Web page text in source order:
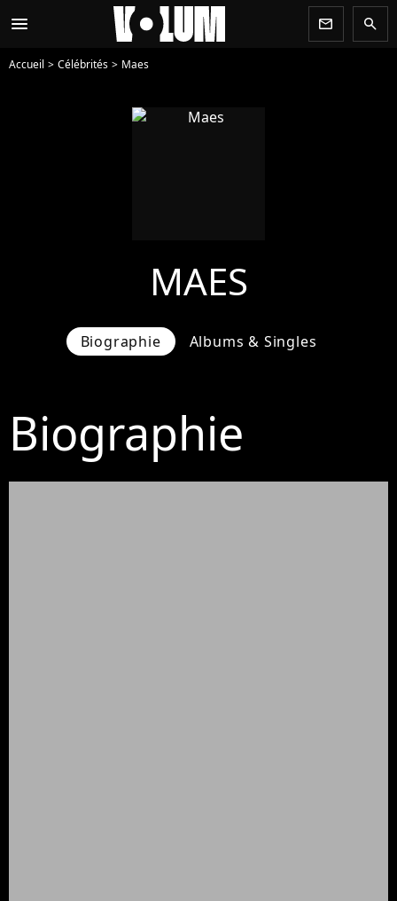
menu newsletter search
Accueil Célébrités Maes
MAES
Biographie Albums & Singles
Biographie